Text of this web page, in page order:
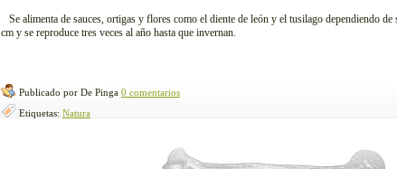
Se alimenta de sauces, ortigas y flores como el diente de león y el tusilago dependiendo de
cm y se reproduce tres veces al año hasta que invernan.
Publicado por De Pinga 0 comentarios
Etiquetas: Natura